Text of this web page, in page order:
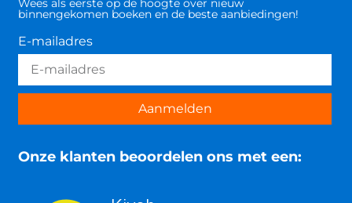
Wees als eerste op de hoogte over nieuw
binnengekomen boeken en de beste aanbiedingen!
E-mailadres
Aanmelden
Onze klanten beoordelen ons met een: